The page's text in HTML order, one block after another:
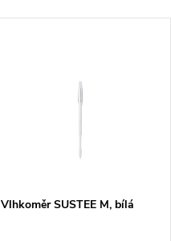
Vlhkoměr SUSTEE M, bílá